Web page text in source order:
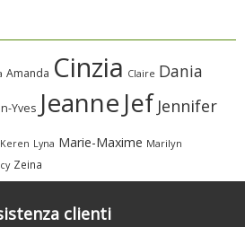
Amanda Cinzia Claire Dania
Yves Jeanne Jef Jennifer
Keren Lyna Marie-Maxime Marilyn
Zeina
clienti